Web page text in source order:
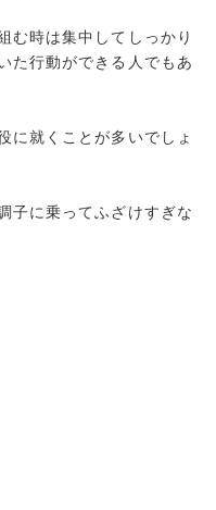
む時は集中してしっかり
た行動ができる人でもあ
に就くことが多いでしょ
子に乗ってふざけすぎな